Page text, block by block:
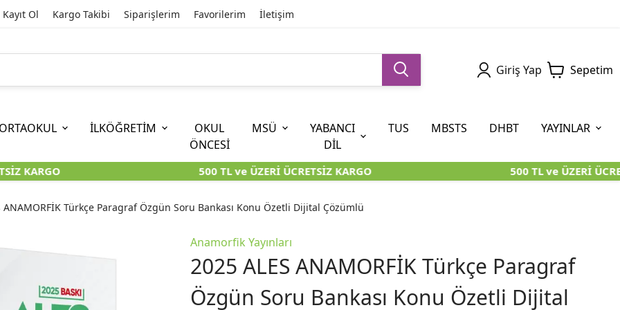
Kayıt Ol Kargo Takibi Siparişlerim Favorilerim İletişim
Giriş Yap Sepetim
11. SINIF
KARA KUTU KİTAPLARI
TYT
KARA KUTU KİTAPLARI
AYT
EĞİTİM BİLİMLERİ
KARA KUTU KİTAPLARI
LİSANS
KARA KUTU KİTAPLARI
ÖABT
ORTAOKUL
6. SINIF (İOKBS)
KARA KUTU KİTAPLARI
5. SINIF (İOKBS)
İLKÖĞRETİM
OKUL
ÖNCESİ
MSÜ
YABANCI
DİL
TUS MBSTS DHBT YAYINLAR
KARGO 500 TL ve ÜZERİ ÜCRETSİZ KARGO 500 TL ve ÜZERİ
ANAMORFİK Türkçe Paragraf Özgün Soru Bankası Konu Özetli Dijital Çözümlü
Anamorfik Yayınları
2025 ALES ANAMORFİK Türkçe Paragraf
Özgün Soru Bankası Konu Özetli Dijital